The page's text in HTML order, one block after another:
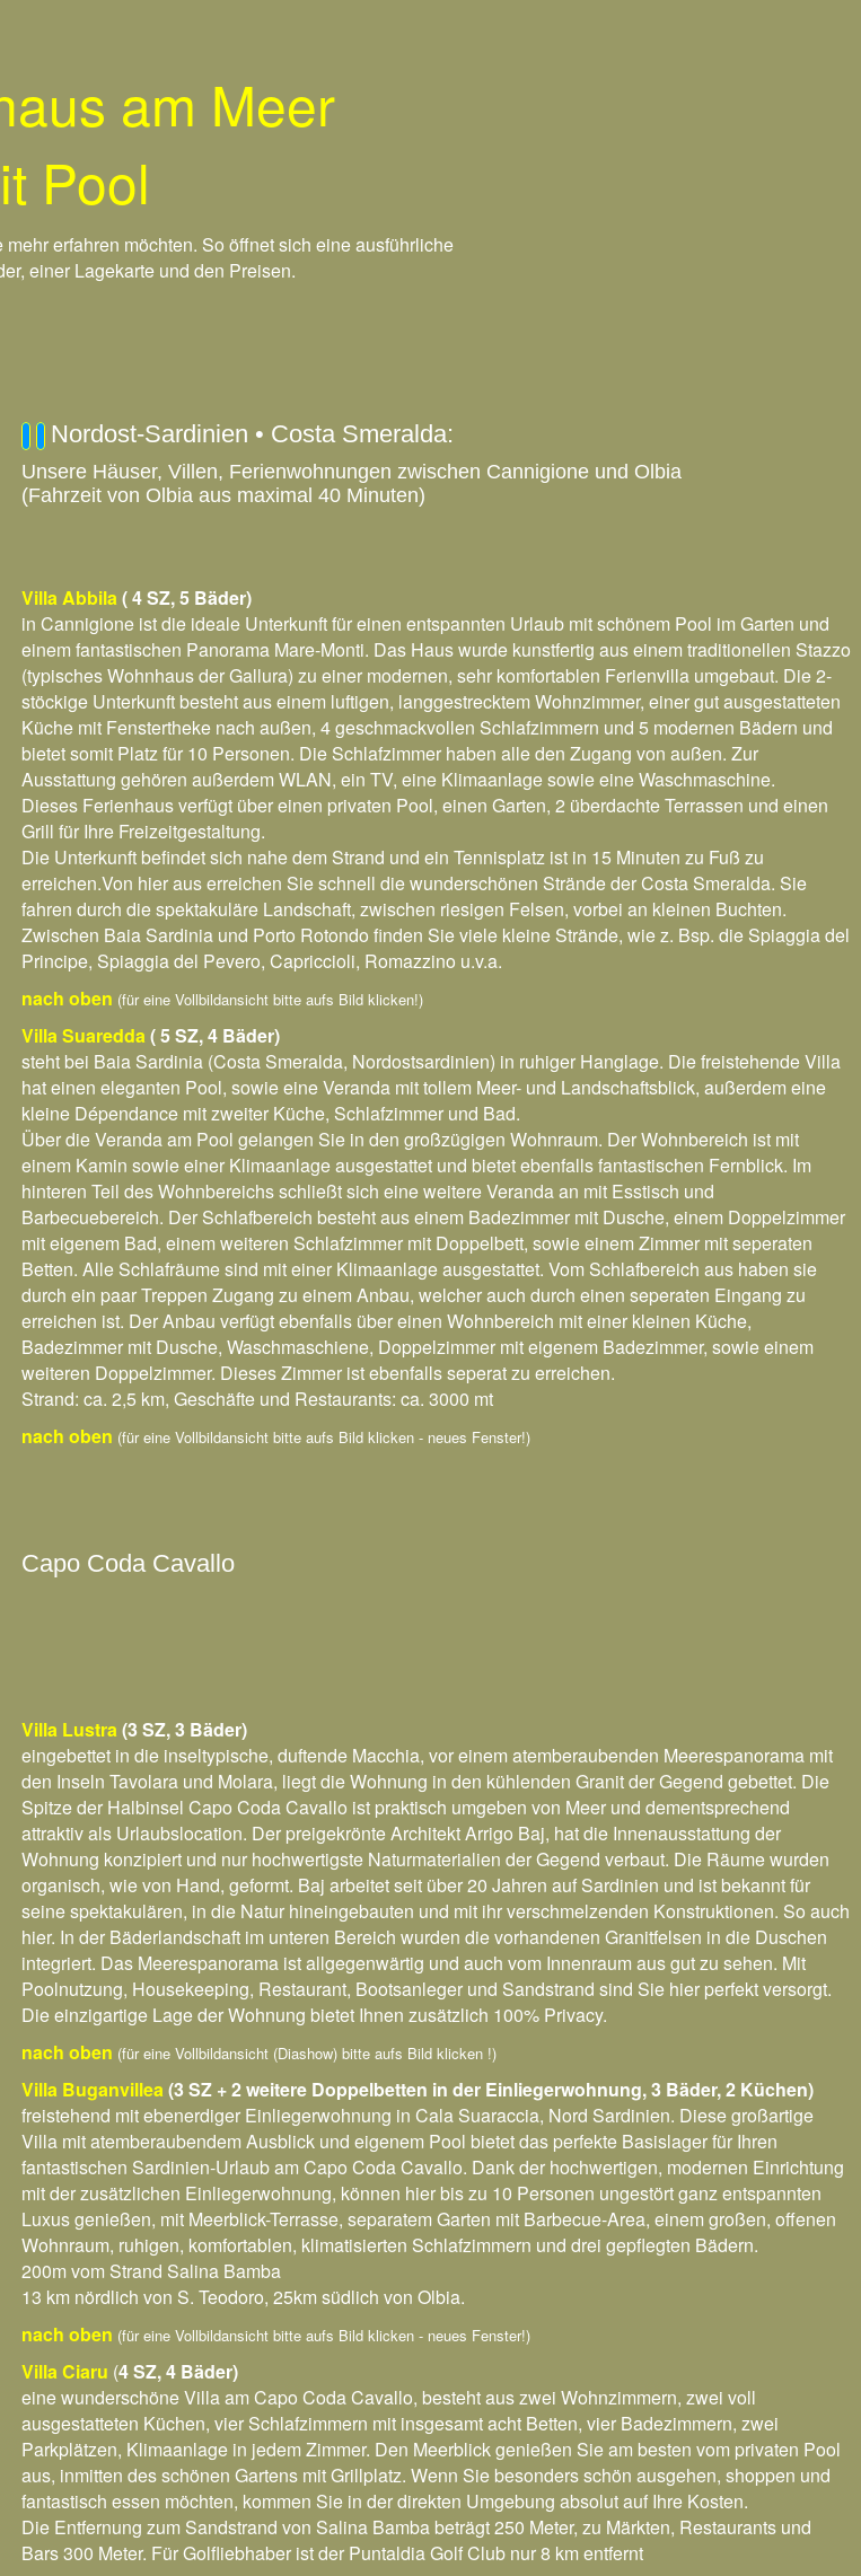
am Meer
Pool
erfahren möchten. So öffnet sich eine ausführliche
einer Lagekarte und den Preisen.
Nordost-Sardinien • Costa Smeralda:
Unsere Häuser, Villen, Ferienwohnungen zwischen Cannigione und Olbia
(Fahrzeit von Olbia aus maximal 40 Minuten)
Villa Abbila ( 4 SZ, 5 Bäder)
in Cannigione ist die ideale Unterkunft für einen entspannten Urlaub mit schönem Pool im Garten und
einem fantastischen Panorama Mare-Monti. Das Haus wurde kunstfertig aus einem traditionellen Stazzo
(typisches Wohnhaus der Gallura) zu einer modernen, sehr komfortablen Ferienvilla umgebaut. Die 2-
stöckige Unterkunft besteht aus einem luftigen, langgestrecktem Wohnzimmer, einer gut ausgestatteten
Küche mit Fenstertheke nach außen, 4 geschmackvollen Schlafzimmern und 5 modernen Bädern und
bietet somit Platz für 10 Personen. Die Schlafzimmer haben alle den Zugang von außen. Zur
Ausstattung gehören außerdem WLAN, ein TV, eine Klimaanlage sowie eine Waschmaschine.
Dieses Ferienhaus verfügt über einen privaten Pool, einen Garten, 2 überdachte Terrassen und einen
Grill für Ihre Freizeitgestaltung.
Die Unterkunft befindet sich nahe dem Strand und ein Tennisplatz ist in 15 Minuten zu Fuß zu
erreichen.Von hier aus erreichen Sie schnell die wunderschönen Strände der Costa Smeralda. Sie
fahren durch die spektakuläre Landschaft, zwischen riesigen Felsen, vorbei an kleinen Buchten.
Zwischen Baia Sardinia und Porto Rotondo finden Sie viele kleine Strände, wie z. Bsp. die Spiaggia del
Principe, Spiaggia del Pevero, Capriccioli, Romazzino u.v.a.
nach oben (für eine Vollbildansicht bitte aufs Bild klicken!)
Villa Suaredda ( 5 SZ, 4 Bäder)
steht bei Baia Sardinia (Costa Smeralda, Nordostsardinien) in ruhiger Hanglage. Die freistehende Villa
hat einen eleganten Pool, sowie eine Veranda mit tollem Meer- und Landschaftsblick, außerdem eine
kleine Dépendance mit zweiter Küche, Schlafzimmer und Bad.
Über die Veranda am Pool gelangen Sie in den großzügigen Wohnraum. Der Wohnbereich ist mit
einem Kamin sowie einer Klimaanlage ausgestattet und bietet ebenfalls fantastischen Fernblick. Im
hinteren Teil des Wohnbereichs schließt sich eine weitere Veranda an mit Esstisch und
Barbecuebereich. Der Schlafbereich besteht aus einem Badezimmer mit Dusche, einem Doppelzimmer
mit eigenem Bad, einem weiteren Schlafzimmer mit Doppelbett, sowie einem Zimmer mit seperaten
Betten. Alle Schlafräume sind mit einer Klimaanlage ausgestattet. Vom Schlafbereich aus haben sie
durch ein paar Treppen Zugang zu einem Anbau, welcher auch durch einen seperaten Eingang zu
erreichen ist. Der Anbau verfügt ebenfalls über einen Wohnbereich mit einer kleinen Küche,
Badezimmer mit Dusche, Waschmaschiene, Doppelzimmer mit eigenem Badezimmer, sowie einem
weiteren Doppelzimmer. Dieses Zimmer ist ebenfalls seperat zu erreichen.
Strand: ca. 2,5 km, Geschäfte und Restaurants: ca. 3000 mt
nach oben (für eine Vollbildansicht bitte aufs Bild klicken - neues Fenster!)
Capo Coda Cavallo
Villa Lustra (3 SZ, 3 Bäder)
eingebettet in die inseltypische, duftende Macchia, vor einem atemberaubenden Meerespanorama mit
den Inseln Tavolara und Molara, liegt die Wohnung in den kühlenden Granit der Gegend gebettet. Die
Spitze der Halbinsel Capo Coda Cavallo ist praktisch umgeben von Meer und dementsprechend
attraktiv als Urlaubslocation. Der preigekrönte Architekt Arrigo Baj, hat die Innenausstattung der
Wohnung konzipiert und nur hochwertigste Naturmaterialien der Gegend verbaut. Die Räume wurden
organisch, wie von Hand, geformt. Baj arbeitet seit über 20 Jahren auf Sardinien und ist bekannt für
seine spektakulären, in die Natur hineingebauten und mit ihr verschmelzenden Konstruktionen. So auch
hier. In der Bäderlandschaft im unteren Bereich wurden die vorhandenen Granitfelsen in die Duschen
integriert. Das Meerespanorama ist allgegenwärtig und auch vom Innenraum aus gut zu sehen. Mit
Poolnutzung, Housekeeping, Restaurant, Bootsanleger und Sandstrand sind Sie hier perfekt versorgt.
Die einzigartige Lage der Wohnung bietet Ihnen zusätzlich 100% Privacy.
nach oben (für eine Vollbildansicht (Diashow) bitte aufs Bild klicken !)
Villa Buganvillea (3 SZ + 2 weitere Doppelbetten in der Einliegerwohnung, 3 Bäder, 2 Küchen)
freistehend mit ebenerdiger Einliegerwohnung in Cala Suaraccia, Nord Sardinien. Diese großartige
Villa mit atemberaubendem Ausblick und eigenem Pool bietet das perfekte Basislager für Ihren
fantastischen Sardinien-Urlaub am Capo Coda Cavallo. Dank der hochwertigen, modernen Einrichtung
mit der zusätzlichen Einliegerwohnung, können hier bis zu 10 Personen ungestört ganz entspannten
Luxus genießen, mit Meerblick-Terrasse, separatem Garten mit Barbecue-Area, einem großen, offenen
Wohnraum, ruhigen, komfortablen, klimatisierten Schlafzimmern und drei gepflegten Bädern.
200m vom Strand Salina Bamba
13 km nördlich von S. Teodoro, 25km südlich von Olbia.
nach oben (für eine Vollbildansicht bitte aufs Bild klicken - neues Fenster!)
Villa Ciaru (4 SZ, 4 Bäder)
eine wunderschöne Villa am Capo Coda Cavallo, besteht aus zwei Wohnzimmern, zwei voll
ausgestatteten Küchen, vier Schlafzimmern mit insgesamt acht Betten, vier Badezimmern, zwei
Parkplätzen, Klimaanlage in jedem Zimmer. Den Meerblick genießen Sie am besten vom privaten Pool
aus, inmitten des schönen Gartens mit Grillplatz. Wenn Sie besonders schön ausgehen, shoppen und
fantastisch essen möchten, kommen Sie in der direkten Umgebung absolut auf Ihre Kosten.
Die Entfernung zum Sandstrand von Salina Bamba beträgt 250 Meter, zu Märkten, Restaurants und
Bars 300 Meter. Für Golfliebhaber ist der Puntaldia Golf Club nur 8 km entfernt